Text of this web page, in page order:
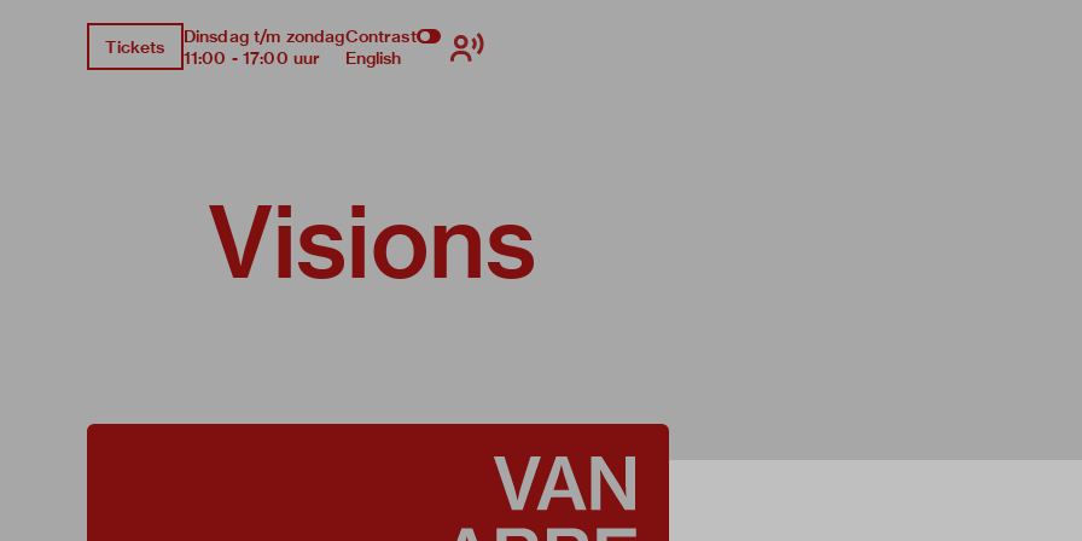
Tickets
Dinsdag t/m zondag
11:00 - 17:00 uur
Contrast
English
Visions